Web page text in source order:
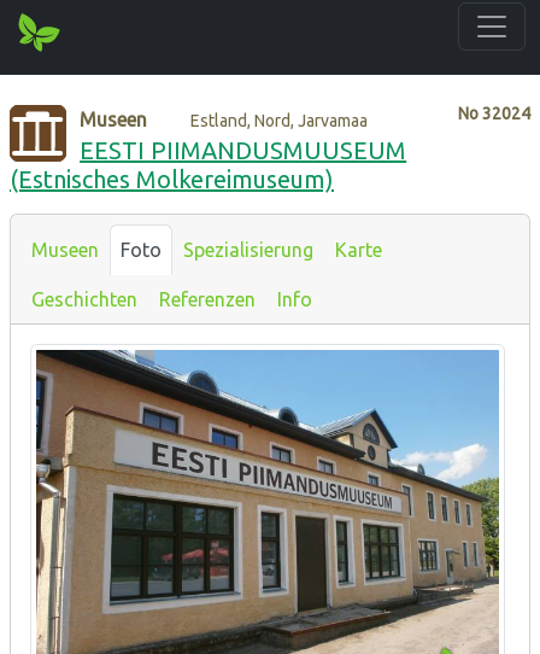
No32024
Museen Estland, Nord, Jarvamaa
EESTI PIIMANDUSMUUSEUM
(Estnisches Molkereimuseum)
Museen Foto Spezialisierung Karte
Geschichten Referenzen Info